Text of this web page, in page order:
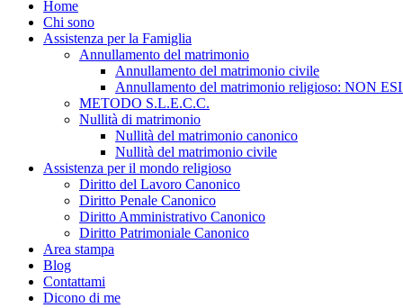
Home
Chi sono
Assistenza per la Famiglia
Annullamento del matrimonio
Annullamento del matrimonio civile
Annullamento del matrimonio religioso: NON
METODO S.L.E.C.C.
Nullità di matrimonio
Nullità del matrimonio canonico
Nullità del matrimonio civile
Assistenza per il mondo religioso
Diritto del Lavoro Canonico
Diritto Penale Canonico
Diritto Amministrativo Canonico
Diritto Patrimoniale Canonico
Area stampa
Blog
Contattami
Dicono di me